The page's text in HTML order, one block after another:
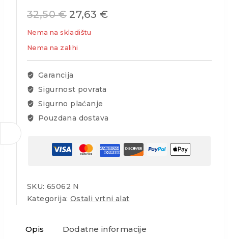
32,50€ 27,63 €
Nema na skladištu
Nema na zalihi
Garancija
Sigurnost povrata
Sigurno plaćanje
Pouzdana dostava
SKU: 65062 N
Kategorija: Ostali vrtni alat
Opis Dodatne informacije